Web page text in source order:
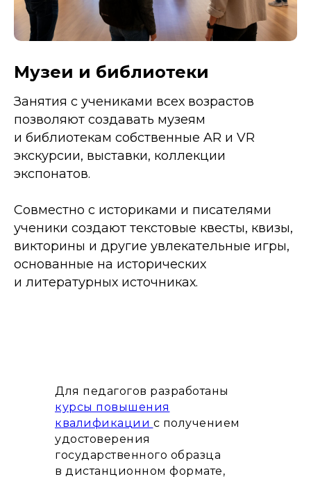
Музеи и библиотеки
Занятия с учениками всех возрастов
позволяют создавать музеям
и библиотекам собственные AR и VR
экскурсии, выставки, коллекции
экспонатов.
Совместно с историками и писателями
ученики создают текстовые квесты, квизы,
викторины и другие увлекательные игры,
основанные на исторических
и литературных источниках.
Для педагогов разработаны
курсы повышения
квалификации с получением
удостоверения
государственного образца
в дистанционном формате,